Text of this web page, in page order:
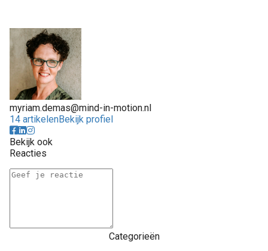
myriam.demas@mind-in-motion.nl
14 artikelenBekijk profiel
Bekijk ook
Reacties
Categorieën